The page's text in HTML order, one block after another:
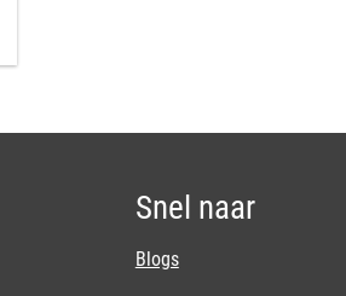
Snel naar
Blogs